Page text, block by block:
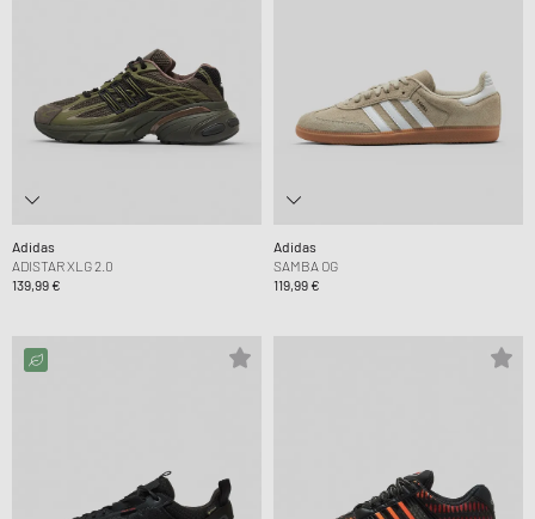
Adidas
ADISTAR XLG 2.0
139,99 €
Adidas
SAMBA OG
119,99 €